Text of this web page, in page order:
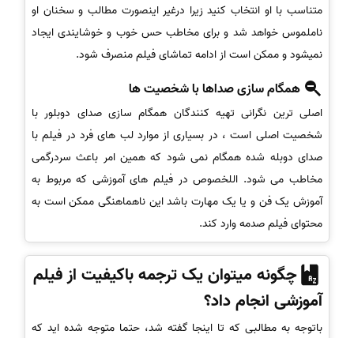
متناسب با او انتخاب کنید زیرا درغیر اینصورت مطالب و سخنان او
ناملموس خواهد شد و برای مخاطب حس خوب و خوشایندی ایجاد
نمیشود و ممکن است از ادامه تماشای فیلم منصرف شود.
همگام سازی صداها با شخصیت ها
اصلی ترین نگرانی تهیه کنندگان همگام سازی صدای دوبلور با
شخصیت اصلی است ، در بسیاری از موارد لب های فرد در فیلم با
صدای دوبله شده همگام نمی شود که همین امر باعث سردرگمی
مخاطب می شود. اللخصوص در فیلم های آموزشی که مربوط به
آموزش یک فن و یا یک مهارت باشد این ناهماهنگی ممکن است به
محتوای فیلم صدمه وارد کند.
چگونه میتوان یک ترجمه باکیفیت از فیلم
آموزشی انجام داد؟
باتوجه به مطالبی که تا اینجا گفته شد، حتما متوجه شده اید که